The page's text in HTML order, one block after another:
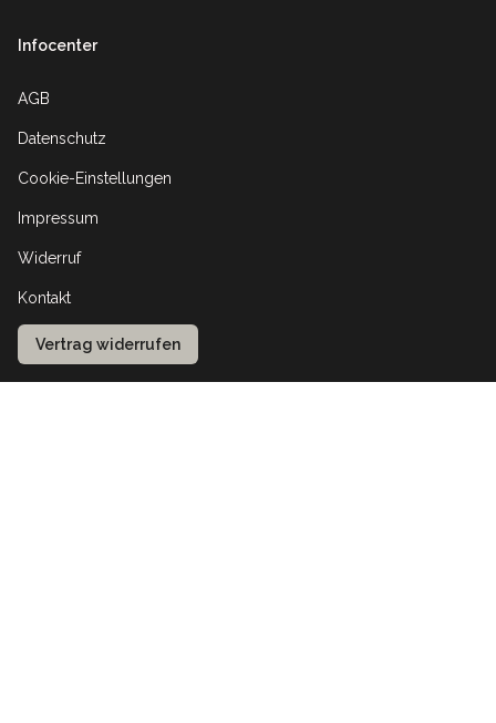
Infocenter
AGB
Datenschutz
Cookie-Einstellungen
Impressum
Widerruf
Kontakt
Vertrag widerrufen